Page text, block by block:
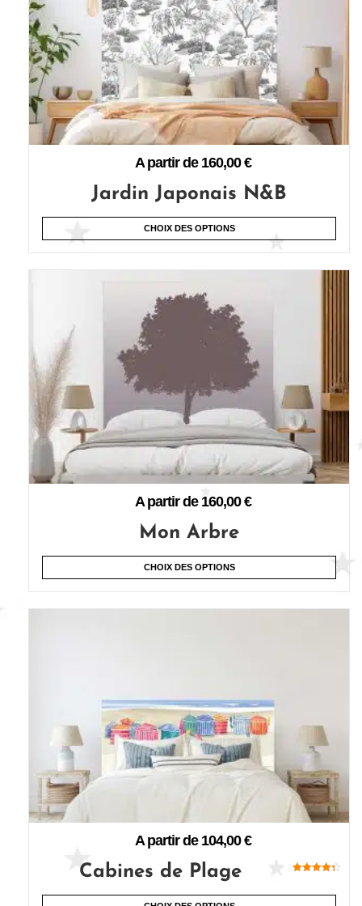
A partir de 160,00€
Jardin Japonais N&B
CHOIX DES OPTIONS
A partir de 160,00€
Mon Arbre
CHOIX DES OPTIONS
A partir de 104,00€
sur 5
Cabines de Plage